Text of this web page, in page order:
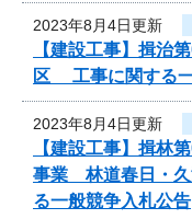
2023年8月4日更新
【建設工事】揖
区 工事に関する
2023年8月4日更新
【建設工事】揖林
事業 林道春日・久
る一般競争入札公告